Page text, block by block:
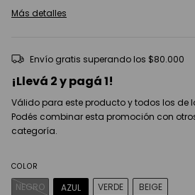
Más detalles
Envío gratis superando los $80.000
¡Llevá 2 y pagá 1!
Válido para este producto y todos los de
Podés combinar esta promoción con
categoría.
COLOR
NEGRO AZUL VERDE BEIGE